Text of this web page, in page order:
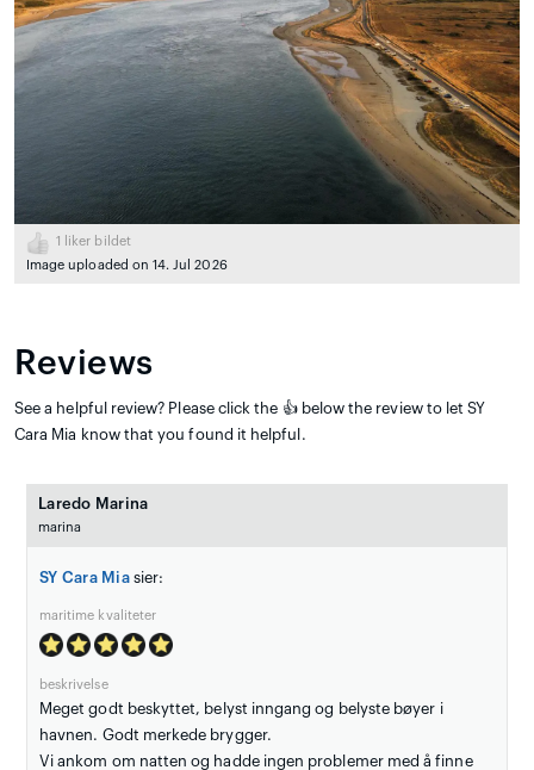
1
liker bildet
Image uploaded on 14. Jul 2026
Reviews
See a helpful review? Please click the 👍 below the review to let SY
Cara Mia know that you found it helpful.
Laredo Marina
marina
SY Cara Miasier:
maritime kvaliteter
beskrivelse
Meget godt beskyttet, belyst inngang og belyste bøyer i
havnen. Godt merkede brygger.
Vi ankom om natten og hadde ingen problemer med å finne